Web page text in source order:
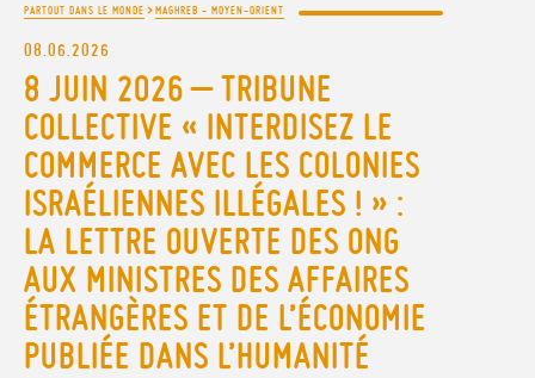
PARTOUT DANS LE MONDE >MAGHREB - MOYEN-ORIENT
08.06.2026
8 JUIN 2026 – TRIBUNE
COLLECTIVE « INTERDISEZ LE
COMMERCE AVEC LES COLONIES
ISRAÉLIENNES ILLÉGALES ! » :
LA LETTRE OUVERTE DES ONG
AUX MINISTRES DES AFFAIRES
ÉTRANGÈRES ET DE L’ÉCONOMIE
PUBLIÉE DANS L’HUMANITÉ